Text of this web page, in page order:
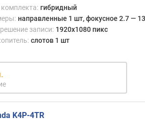
комплекта: гибридный
направленные 1 шт, фокусное 2.7 —
записи: 1920x1080 пикс
слотов 1 шт
K4P-4TR